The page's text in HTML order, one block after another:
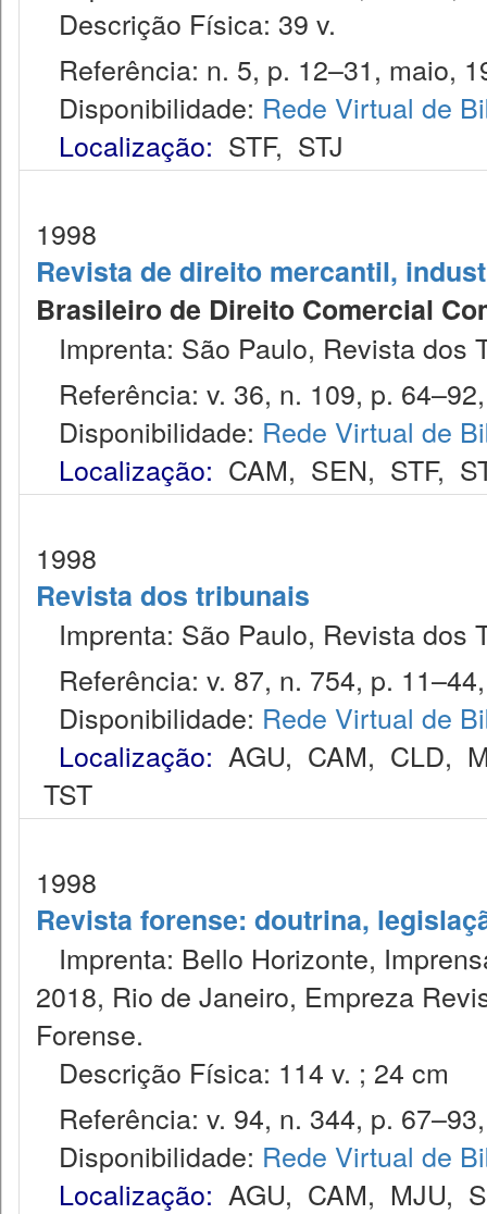
Descrição Física: 39 v.
Referência: n. 5, p. 12–31, maio,
Disponibilidade: Rede Virtual de
Localização: STF, STJ
1998
Revista de direito mercantil,
Brasileiro de Direito Comercial
Imprenta: São Paulo, Revista dos
Referência: v. 36, n. 109, p.
Disponibilidade: Rede Virtual de
Localização: CAM, SEN, STF,
1998
Revista dos tribunais
Imprenta: São Paulo, Revista dos
Referência: v. 87, n. 754, p.
Disponibilidade: Rede Virtual de
Localização: AGU, CAM, CLD,
TST
1998
Revista forense: doutrina,
Imprenta: Bello Horizonte,
2018, Rio de Janeiro, Empreza
Forense.
Descrição Física: 114 v. ; 24 cm
Referência: v. 94, n. 344, p.
Disponibilidade: Rede Virtual de
Localização: AGU, CAM, MJU,